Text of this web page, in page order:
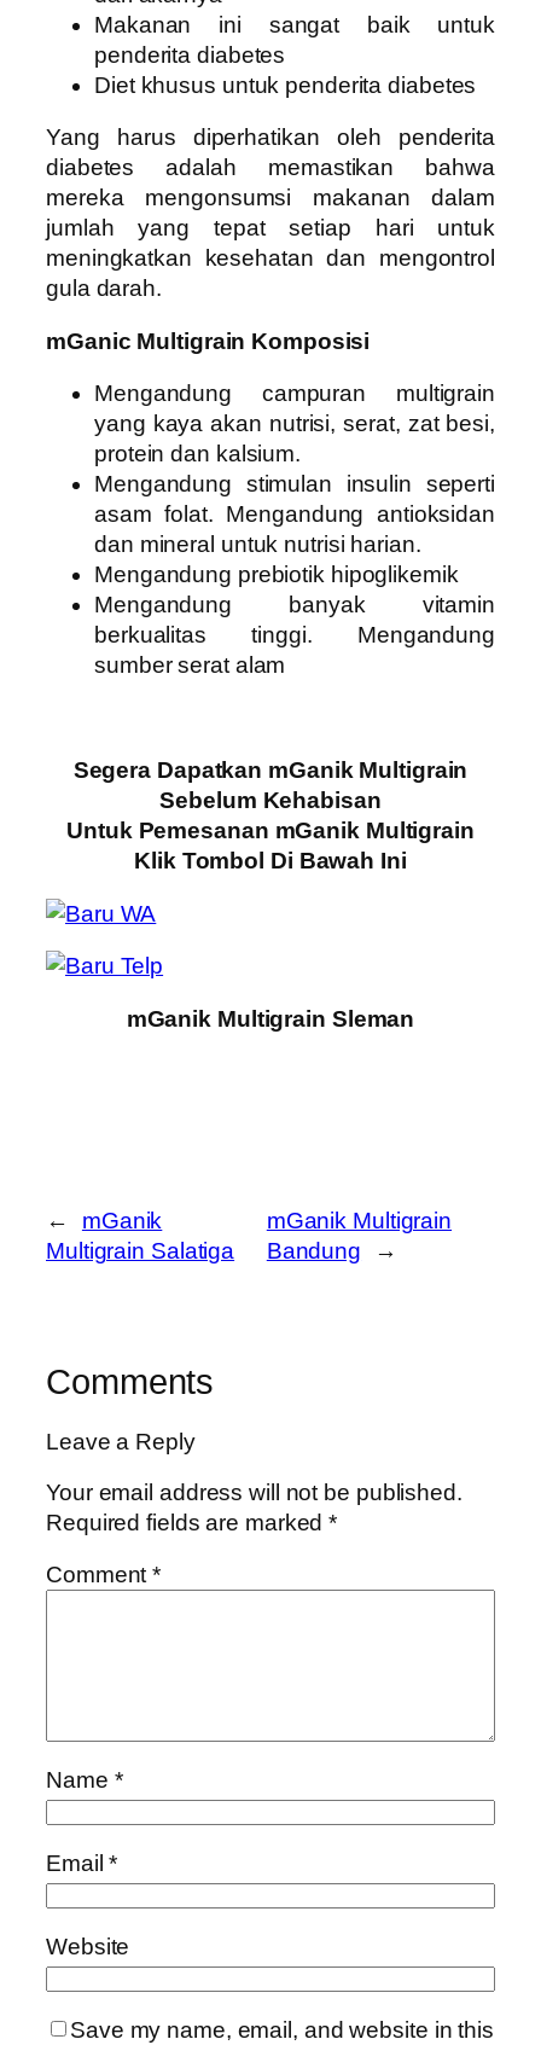
Makanan ini sangat baik untuk
penderita diabetes
Diet khusus untuk penderita diabetes
Yang harus diperhatikan oleh penderita
diabetes adalah memastikan bahwa
mereka mengonsumsi makanan dalam
jumlah yang tepat setiap hari untuk
meningkatkan kesehatan dan mengontrol
gula darah.
mGanic Multigrain Komposisi
Mengandung campuran multigrain
yang kaya akan nutrisi, serat, zat besi,
protein dan kalsium.
Mengandung stimulan insulin seperti
asam folat. Mengandung antioksidan
dan mineral untuk nutrisi harian.
Mengandung prebiotik hipoglikemik
Mengandung banyak vitamin
berkualitas tinggi. Mengandung
sumber serat alam
Segera Dapatkan mGanik Multigrain
Sebelum Kehabisan
Untuk Pemesanan mGanik Multigrain
Klik Tombol Di Bawah Ini
mGanik Multigrain Sleman
←
mGanik
Multigrain Salatiga
mGanik Multigrain
Bandung
→
Comments
Leave a Reply
Your email address will not be published.
Required fields are marked*
Comment*
Name *
Email*
Website
Save my name, email, and website in this